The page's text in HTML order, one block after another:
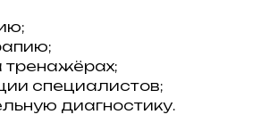
тренажёрах;
специалистов;
диагностику.